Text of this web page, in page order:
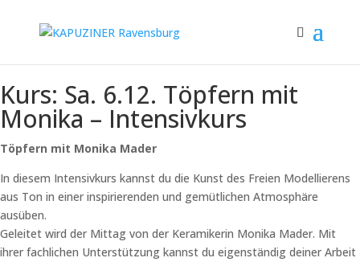
Kurs: Sa. 6.12. Töpfern mit
Monika – Intensivkurs
Töpfern mit Monika Mader
In diesem Intensivkurs kannst du die Kunst des Freien Modellierens
aus Ton in einer inspirierenden und gemütlichen Atmosphäre
ausüben.
Geleitet wird der Mittag von der Keramikerin Monika Mader. Mit
ihrer fachlichen Unterstützung kannst du eigenständig deiner Arbeit